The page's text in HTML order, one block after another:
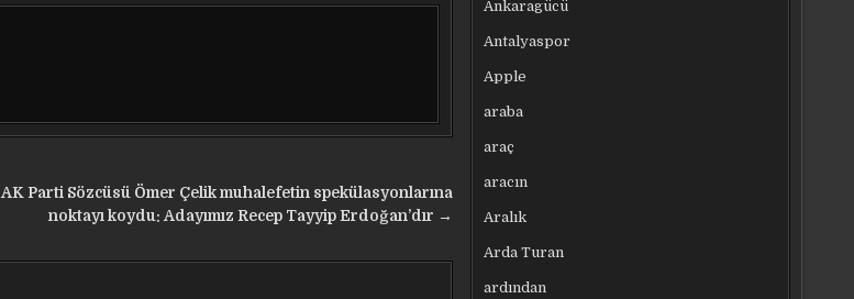
AK Parti Sözcüsü Ömer Çelik muhalefetin spekülasyonlarına
noktayı koydu: Adayımız Recep Tayyip Erdoğan’dır →
Ankaragücü
Antalyaspor
Apple
araba
araç
aracın
Aralık
Arda Turan
ardından